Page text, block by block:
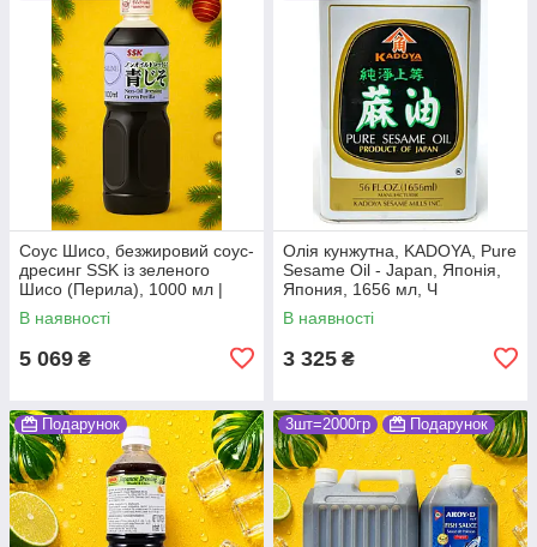
Соус Шисо, безжировий соус-
дресинг SSK із зеленого
Шисо (Перила), 1000 мл |
Non-Oil Dressing Green Perilla
(Ao-jiso) | SSK | 1л,Ю
В наявності
5 069 ₴
Олія кунжутна, KADOYA, Pure
Sesame Oil - Japan, Японія,
Япония, 1656 мл, Ч
В наявності
3 325 ₴
Подарунок 3шт=2000гр Подарунок